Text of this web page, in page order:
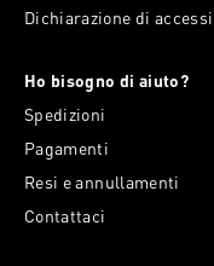
Dichiarazione di
Ho bisogno di aiuto?
Spedizioni
Pagamenti
Resi e annullamenti
Contattaci